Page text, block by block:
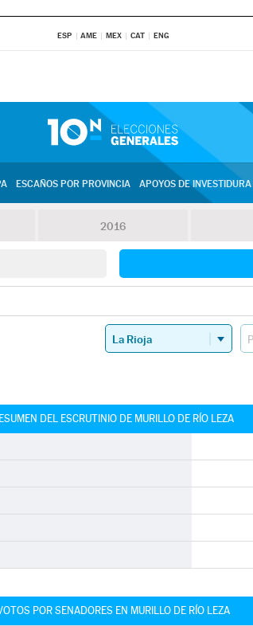
ESP AME MEX CAT ENG
ESCAÑOS POR PROVINCIA APOYOS DE INVESTIDURA
2016
DEL ESCRUTINIO DE MURILLO DE RÍO LEZA
POR SENADORES EN MURILLO DE RÍO LEZA